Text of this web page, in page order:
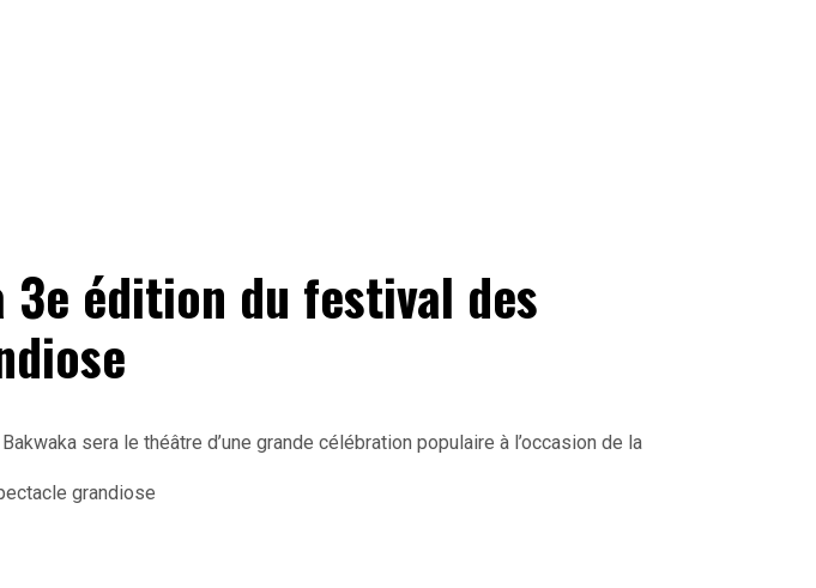
3e édition du festival des
sera le théâtre d’une grande célébration populaire à l’occasion de la